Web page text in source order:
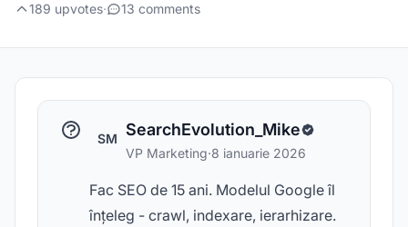
189 upvotes· 13 comments
SM SearchEvolution_Mike
VP Marketing·8 ianuarie 2026
Fac SEO de 15 ani. Modelul Google îl
înțeleg - crawl, indexare, ierarhizare.